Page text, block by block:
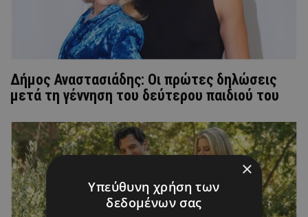
Δήμος Αναστασιάδης: Οι πρώτες δηλώσεις
μετά τη γέννηση του δεύτερου παιδιού του
×
Υπεύθυνη χρήση των
δεδομένων σας